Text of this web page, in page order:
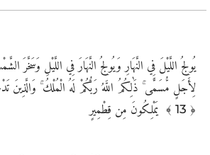
يُولِجُ اللَّيْلَ فِي النَّهَارِ وَيُولِجُ النَّهَارَ فِي اللَّيْلِ
لِأَجَلٍ مُّسَمًّى ۚ ذَٰلِكُمُ اللَّهُ رَبُّكُمْ لَهُ الْمُلْكُ ۚ وَالَّذِينَ
﴾ 13 ﴿